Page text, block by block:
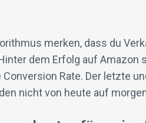
merken, dass du
dem Erfolg auf Amazon
Rate. Der letzte
nicht von heute auf